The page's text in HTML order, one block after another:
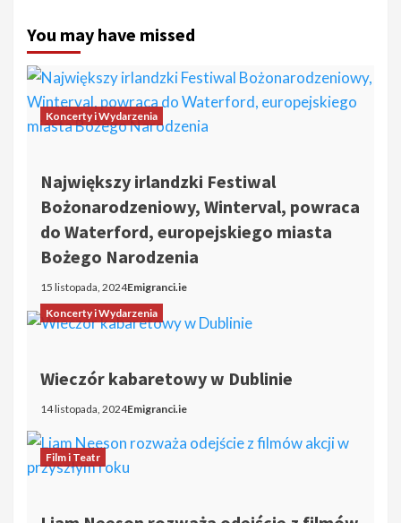
You may have missed
Koncerty i Wydarzenia
Największy irlandzki Festiwal
Bożonarodzeniowy, Winterval, powraca
do Waterford, europejskiego miasta
Bożego Narodzenia
15 listopada, 2024Emigranci.ie
Koncerty i Wydarzenia
Wieczór kabaretowy w Dublinie
14 listopada, 2024Emigranci.ie
Film i Teatr